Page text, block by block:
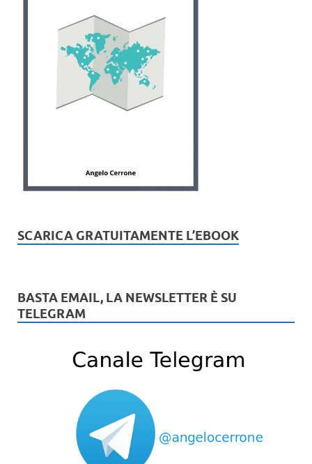
SCARICA GRATUITAMENTE L’EBOOK
BASTA EMAIL, LA NEWSLETTER È SU
TELEGRAM